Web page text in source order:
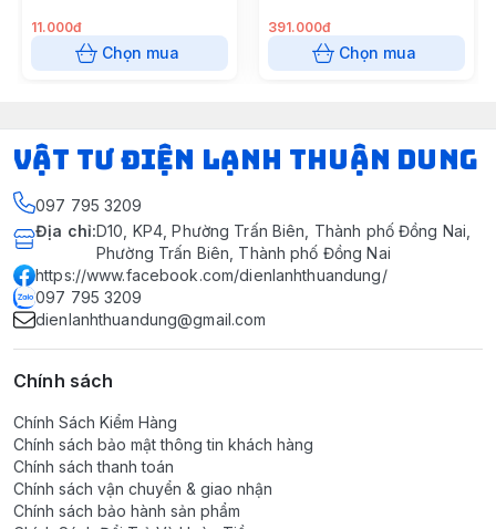
11.000đ
Chọn mua
391.000đ
Chọn mua
VẬT TƯ ĐIỆN LẠNH THUẬN DUNG
097 795 3209
Địa chỉ:D10, KP4, Phường Trấn Biên, Thành phố Đồng Nai,
Phường Trấn Biên, Thành phố Đồng Nai
https://www.facebook.com/dienlanhthuandung/
097 795 3209
dienlanhthuandung@gmail.com
Chính sách
Chính Sách Kiểm Hàng
Chính sách bảo mật thông tin khách hàng
Chính sách thanh toán
Chính sách vận chuyển & giao nhận
Chính sách bảo hành sản phẩm